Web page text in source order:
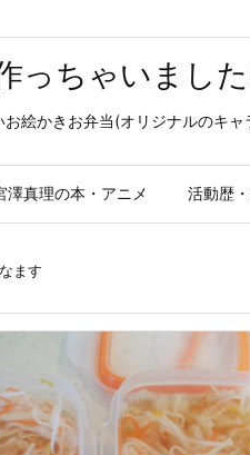
っちゃいまし
絵かきお弁当(オリジナルのキ
澤真理の本・アニメ 活動歴
ます